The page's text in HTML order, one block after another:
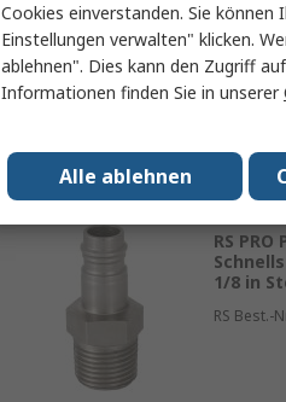
RS Best.-
Auf
RS
1/8 in
RS Best.-
Cookies einverstanden. Sie können
Einstellungen verwalten" klicken.
ablehnen". Dies kann den Zugriff
Informationen finden Sie in unserer
Alle ablehnen